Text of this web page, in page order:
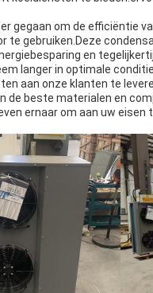
gegaan om de efficiëntie
te gebruiken.Deze
en
langer in optimale
aan onze klanten te
de beste materialen en
ernaar om aan uw eisen